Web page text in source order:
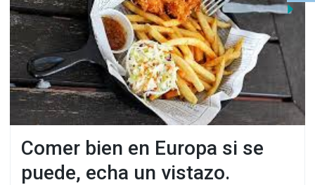
Comer bien en Europa si se
puede, echa un vistazo.